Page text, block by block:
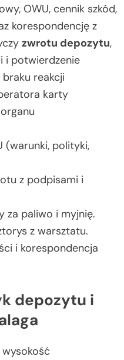
OWU, cennik szkód,
korespondencję z
zwrotu depozytu,
i potwierdzenie
reakcji
karty
(warunki, polityki,
z podpisami i
za paliwo i myjnię.
z warsztatu.
i korespondencja
depozytu i